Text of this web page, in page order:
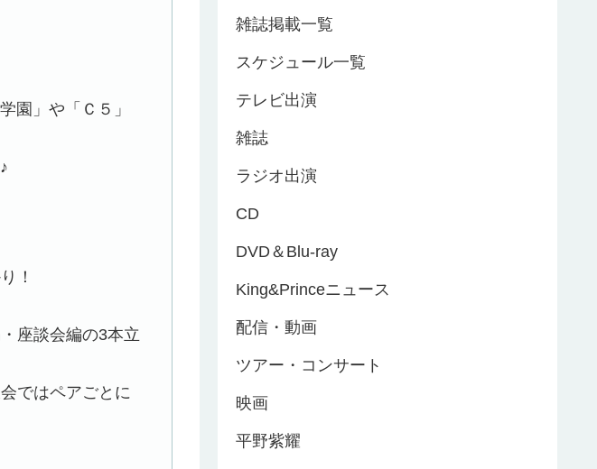
園」や「Ｃ５」
！
座談会編の3本立
ではペアごとに
雑誌掲載一覧
スケジュール一覧
テレビ出演
雑誌
ラジオ出演
CD
DVD＆Blu-ray
King&Princeニュース
配信・動画
ツアー・コンサート
映画
平野紫耀